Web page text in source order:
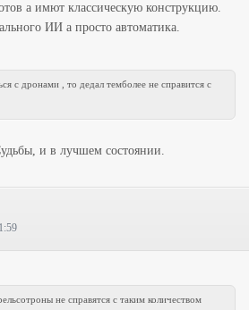
а имют классическую конструкцию.
ИИ а просто автоматика.
с дронами , то дедал темболее не справится с
и в лучшем состоянии.
не справятся с таким количеством